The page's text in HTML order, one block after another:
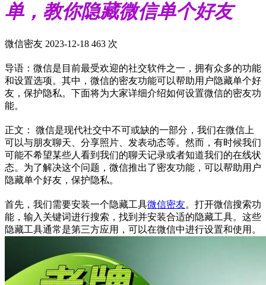
单，教你隐藏微信单个好友
微信密友 2023-12-18 463 次
导语：微信是目前最受欢迎的社交软件之一，拥有众多的功能
和设置选项。其中，微信的密友功能可以帮助用户隐藏单个好
友，保护隐私。下面将为大家详细介绍如何设置微信的密友功
能。
正文： 微信是现代社交中不可或缺的一部分，我们在微信上
可以与朋友聊天、分享照片、发表动态等。然而，有时候我们
可能不希望某些人看到我们的聊天记录或者知道我们的在线状
态。为了解决这个问题，微信推出了密友功能，可以帮助用户
隐藏单个好友，保护隐私。
首先，我们需要安装一个隐藏工具微信密友。打开微信搜索功
能，输入关键词进行搜索，找到并安装合适的隐藏工具。这些
隐藏工具通常是第三方应用，可以在微信中进行设置和使用。